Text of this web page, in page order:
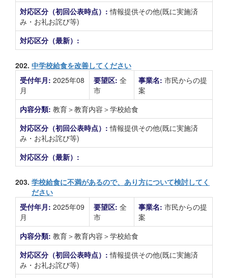
対応区分（初回公表時点）:情報提供その他(既に実施済
み・お礼お詫び等)
対応区分（最新）:
202. 中学校給食を改善してください
受付年月: 2025年08
月
要望区: 全
市
事業名: 市民からの提
案
内容分類: 教育＞教育内容＞学校給食
対応区分（初回公表時点）:情報提供その他(既に実施済
み・お礼お詫び等)
対応区分（最新）:
203. 学校給食に不満があるので、あり方について検討してく
ださい
受付年月: 2025年09
月
要望区: 全
市
事業名: 市民からの提
案
内容分類: 教育＞教育内容＞学校給食
対応区分（初回公表時点）:情報提供その他(既に実施済
み・お礼お詫び等)